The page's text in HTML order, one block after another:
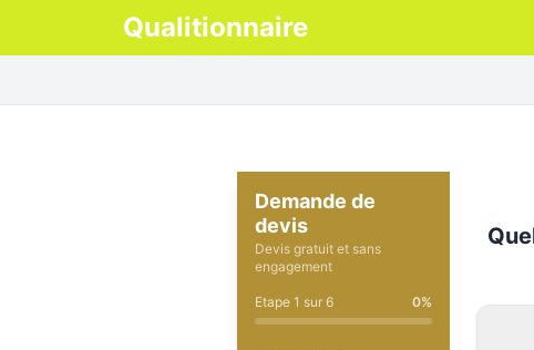
Qualitionnaire
Demande de
devis
Devis gratuit et sans
engagement
Etape 1 sur 6 0%